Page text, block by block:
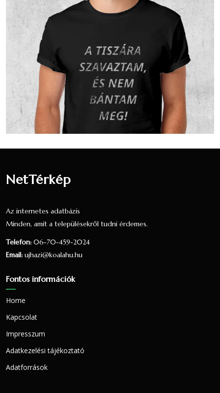
NetTérkép
Az internetes adatbázis
Minden, amit a településekről tudni érdemes.
Telefon: 06-70-459-2024
Email: ujhazi@koalahu.hu
Fontos információk
Home
Kapcsolat
Impresszum
Adatkezelési tájékoztató
Adatforrások